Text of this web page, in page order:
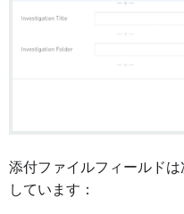
添付ファイルフィールド
しています：